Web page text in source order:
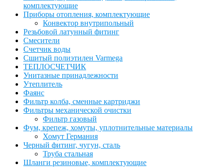
комплектующие
Приборы отопления, комплектующие
Конвектор внутрипольный
Резьбовой латунный фитинг
Смесители
Счетчик воды
Сшитый полиэтилен Varmega
ТЕПЛОСЧЕТЧИК
Унитазные принадлежности
Утеплитель
Фаянс
Фильтр колба, сменные картриджи
Фильтры механической очистки
Фильтр газовый
Фум, крепеж, хомуты, уплотнительные материалы
Хомут Германия
Черный фитинг, чугун, сталь
Труба стальная
Шланги резиновые, комплектующие